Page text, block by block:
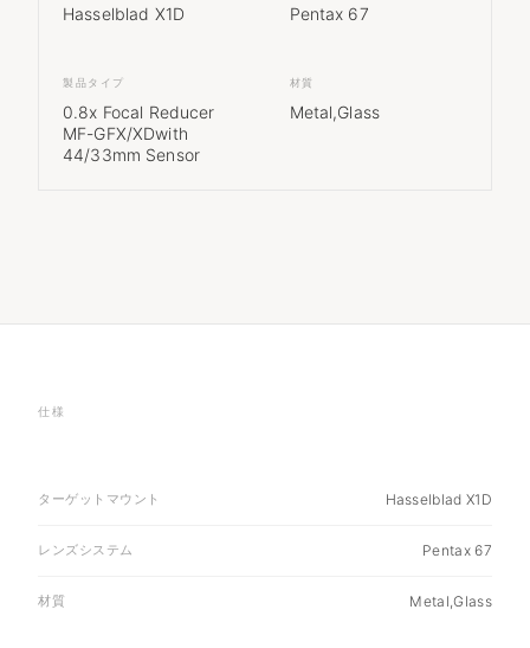
Hasselblad X1D Pentax 67
製品タイプ
0.8x Focal Reducer
MF-GFX/XDwith
44/33mm Sensor
材質
Metal,Glass
仕様
ターゲットマウント Hasselblad X1D
レンズシステム Pentax 67
材質 Metal,Glass